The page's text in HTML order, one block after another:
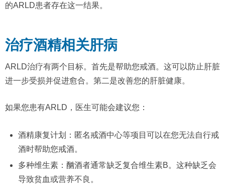
的ARLD患者存在这一结果。
治疗酒精相关肝病
ARLD治疗有两个目标。首先是帮助您戒酒。这可以防止肝脏
进一步受损并促进愈合。第二是改善您的肝脏健康。
如果您患有ARLD，医生可能会建议您：
酒精康复计划：匿名戒酒中心等项目可以在您无法自行戒
酒时帮助您戒酒。
多种维生素：酗酒者通常缺乏复合维生素B。这种缺乏会
导致贫血或营养不良。